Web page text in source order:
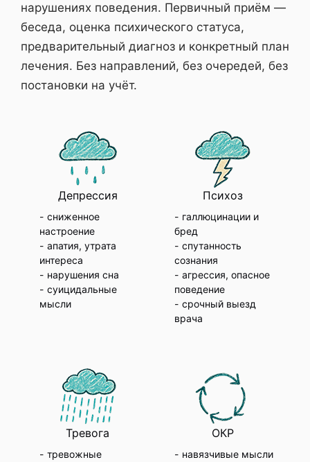
нарушениях поведения. Первичный приём —
беседа, оценка психического статуса,
предварительный диагноз и конкретный план
лечения. Без направлений, без очередей, без
постановки на учёт.
Депрессия
сниженное
настроение
апатия, утрата
интереса
нарушения сна
суицидальные
мысли
Психоз
галлюцинации и
бред
спутанность
сознания
агрессия, опасное
поведение
срочный выезд
врача
Тревога
тревожные
ОКР
навязчивые мысли